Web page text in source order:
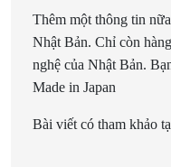
Thêm một thông tin
Nhật Bản. Chỉ còn
nghệ của Nhật Bản.
Made in Japan
Bài viết có tham khảo